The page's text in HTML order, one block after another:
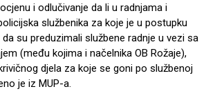
i odlučivanje da li u radnjama i
službenika za koje je u postupku
su preduzimali službene radnje u vezi sa
(među kojima i načelnika OB Rožaje),
djela za koje se goni po službenoj
je iz MUP-a.